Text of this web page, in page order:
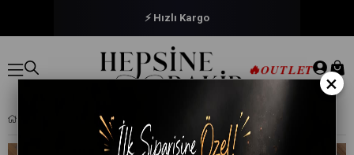
⚡ Hızlı Kargo
🔥OUTLET
×